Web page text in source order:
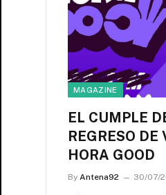
MAGAZINE
EL CUMPLE
REGRESO DE
HORA GOOD
By Antena92 30/07/